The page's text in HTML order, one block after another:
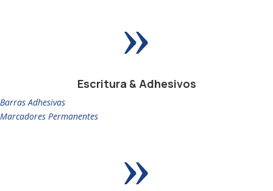
»
Escritura & Adhesivos
Barras Adhesivas
Marcadores Permanentes
»